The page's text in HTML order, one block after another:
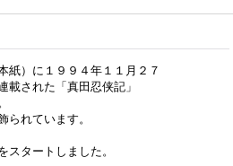
）に１９９４年１１月２７
載された「真田忍侠記」
られています。
スタートしました。